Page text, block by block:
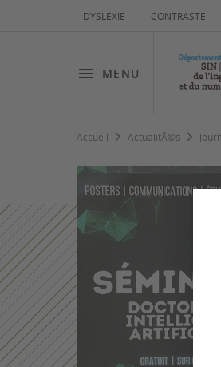
DYSLEXIE CONTRASTE
MENU
Accueil ActualitÃ©s